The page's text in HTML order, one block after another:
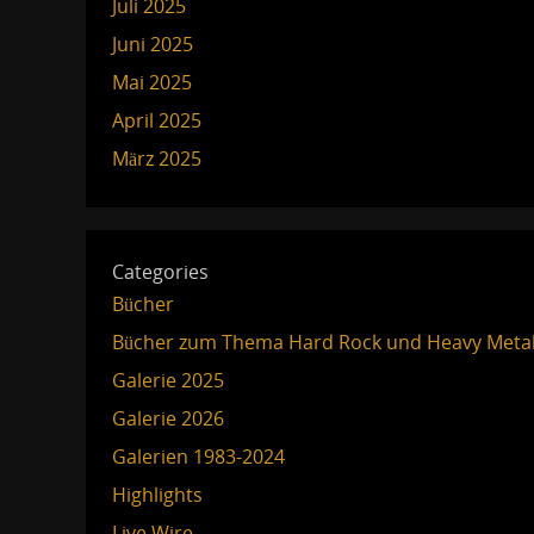
Juli 2025
Juni 2025
Mai 2025
April 2025
März 2025
Categories
Bücher
Bücher zum Thema Hard Rock und Heavy
Galerie 2025
Galerie 2026
Galerien 1983-2024
Highlights